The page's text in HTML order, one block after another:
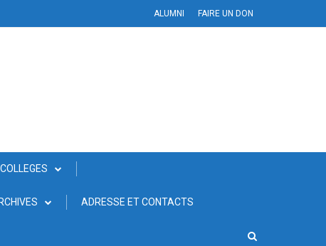
ALUMNI FAIRE UN DON
ADRESSE ET CONTACTS